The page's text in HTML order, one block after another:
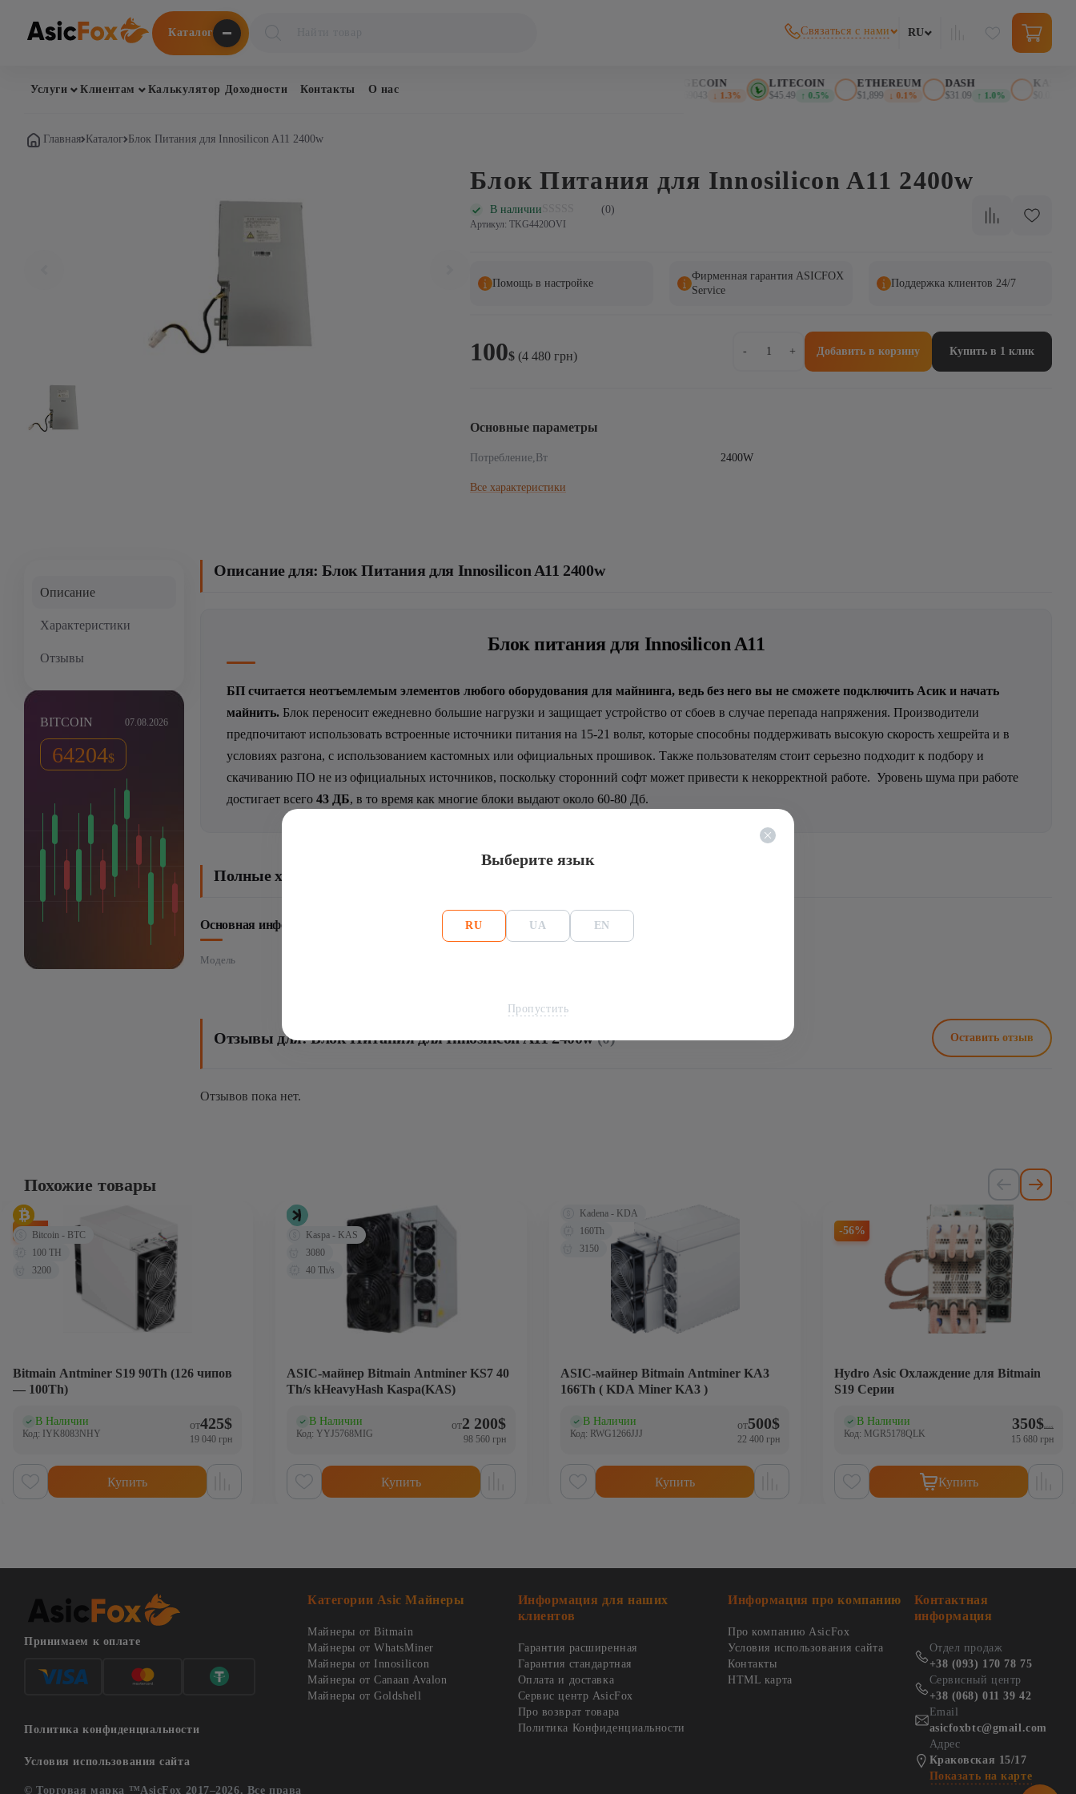
Каталог
товаров
Связаться с нами RU
Услуги Клиентам Калькулятор Доходности Контакты О нас
DOGECOIN
↓ 1.3%
LITECOIN
$45.49 ↑ 0.5%
ETHEREUM
$1,899 ↓ 0.1%
DASH
$31.09 ↑ 1.0%
KASPA
$0.02569
Главная Каталог Блок Питания для Innosilicon A11 2400w
Блок Питания для Innosilicon A11 2400w
В наличии (0)
Артикул: TKG4420OVI
Помощь в настройке
Фирменная гарантия ASICFOX
Service
Поддержка клиентов 24/7
100$ (4 480 грн) -
Количество
товара+ Добавить в корзину Купить в 1 клик
Основные параметры
Потребление,Вт 2400W
Все характеристики
Описание
Характеристики
Отзывы
BITCOIN 07.08.2026
64204$
Описание для: Блок Питания для Innosilicon A11 2400w
Блок питания для Innosilicon A11
БП считается неотъемлемым элементов любого оборудования для майнинга, ведь без него вы не сможете подключить Асик и начать
майнить. Блок переносит ежедневно большие нагрузки и защищает устройство от сбоев в случае перепада напряжения. Производители
предпочитают использовать встроенные источники питания на 15-21 вольт, которые способны поддерживать высокую скорость хешрейта и в
условиях разгона, с использованием кастомных или официальных прошивок. Также пользователям стоит серьезно подходит к подбору и
скачиванию ПО не из официальных источников, поскольку сторонний софт может привести к некорректной работе. Уровень шума при работе
достигает всего 43 ДБ, в то время как многие блоки выдают около 60-80 Дб.
Полные характеристики: Блок Питания для Innosilicon A11 2400w
Основная информация
Модель
Майнинг
Отзывы для: Блок Питания для Innosilicon A11 2400w(0) Оставить отзыв
Отзывов пока нет.
Похожие товары
Bitmain Antminer S19 90Th (126 чипов
— 100Th)
-72%Bitcoin - BTC
100 TH
3200
В Наличии
(0)
Код: IYK8083NHY
от425$
19 040 грн
Купить
ASIC-майнер Bitmain Antminer KS7 40
Th/s kHeavyHash Kaspa(KAS)
Kaspa - KAS
3080
40 Th/s
В Наличии
(0)
Код: YYJ5768MIG
от2 200$
98 560 грн
Купить
ASIC-майнер Bitmain Antminer KA3
166Th ( KDA Miner KA3 )
Kadena - KDA
160Th
3150
В Наличии
(0)
Код: RWG1266JJJ
от500$
22 400 грн
Купить
Hydro Asic Охлаждение для Bitmain
S19 Серии
-56%
В Наличии
(2)
Код: MGR5178QLK
800$
350$
15 680 грн
Купить
Принимаем к оплате
Политика конфиденциальности
Условия использования сайта
© Торговая марка ™AsicFox 2017–2026. Все права
Категории Asic Майнеры
Майнеры от Bitmain
Майнеры от WhatsMiner
Майнеры от Innosilicon
Майнеры от Canaan Avalon
Майнеры от Goldshell
Информация для наших
клиентов
Гарантия расширенная
Гарантия стандартная
Оплата и доставка
Сервис центр AsicFox
Про возврат товара
Политика Конфиденциальности
Информация про компанию
Про компанию AsicFox
Условия использования сайта
Контакты
HTML карта
Контактная
информация
Отдел продаж
+38 (093) 170 78 75
Сервисный центр
+38 (068) 011 39 42
Email
asicfoxbtc@gmail.com
Адрес
Краковская 15/17
Показать на карте
Выберите язык
RU UA EN
Пропустить